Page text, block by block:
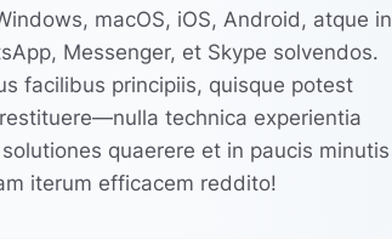
macOS, iOS, Android, atque in
Messenger, et Skype solvendos.
facilibus principiis, quisque potest
technica experientia
quaerere et in paucis minutis
iterum efficacem reddito!